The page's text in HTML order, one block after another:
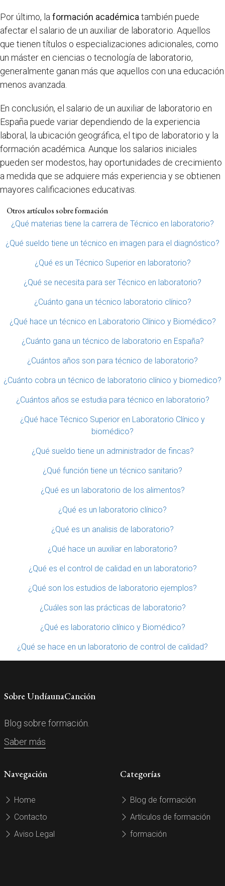
Por último, la formación académica también puede
afectar el salario de un auxiliar de laboratorio. Aquellos
que tienen títulos o especializaciones adicionales, como
un máster en ciencias o tecnología de laboratorio,
generalmente ganan más que aquellos con una educación
menos avanzada.
En conclusión, el salario de un auxiliar de laboratorio en
España puede variar dependiendo de la experiencia
laboral, la ubicación geográfica, el tipo de laboratorio y la
formación académica. Aunque los salarios iniciales
pueden ser modestos, hay oportunidades de crecimiento
a medida que se adquiere más experiencia y se obtienen
mayores calificaciones educativas.
Otros artículos sobre formación
¿Qué materias tiene la carrera de Técnico en laboratorio?
¿Qué sueldo tiene un técnico en imagen para el diagnóstico?
¿Qué es un Técnico Superior en laboratorio?
¿Qué se necesita para ser Técnico en laboratorio?
¿Cuánto gana un técnico laboratorio clínico?
¿Qué hace un técnico en Laboratorio Clínico y Biomédico?
¿Cuánto gana un técnico de laboratorio en España?
¿Cuántos años son para técnico de laboratorio?
¿Cuánto cobra un técnico de laboratorio clínico y biomedico?
¿Cuántos años se estudia para técnico en laboratorio?
¿Qué hace Técnico Superior en Laboratorio Clínico y
biomédico?
¿Qué sueldo tiene un administrador de fincas?
¿Qué función tiene un técnico sanitario?
¿Qué es un laboratorio de los alimentos?
¿Qué es un laboratorio clínico?
¿Qué es un analisis de laboratorio?
¿Qué hace un auxiliar en laboratorio?
¿Qué es el control de calidad en un laboratorio?
¿Qué son los estudios de laboratorio ejemplos?
¿Cuáles son las prácticas de laboratorio?
¿Qué es laboratorio clínico y Biomédico?
¿Qué se hace en un laboratorio de control de calidad?
Sobre UndíaunaCanción
Blog sobre formación.
Saber más
Navegación
Home
Contacto
Aviso Legal
Categorías
Blog de formación
Artículos de formación
formación